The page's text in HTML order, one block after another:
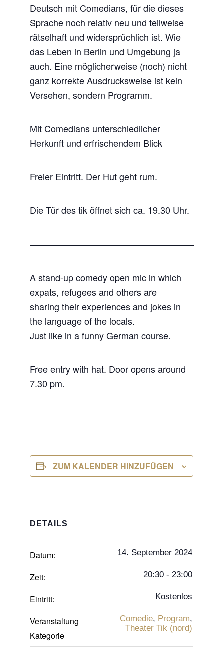
Deutsch mit Comedians, für die dieses
Sprache noch relativ neu und teilweise
rätselhaft und widersprüchlich ist. Wie
das Leben in Berlin und Umgebung ja
auch. Eine möglicherweise (noch) nicht
ganz korrekte Ausdrucksweise ist kein
Versehen, sondern Programm.
Mit Comedians unterschiedlicher
Herkunft und erfrischendem Blick
Freier Eintritt. Der Hut geht rum.
Die Tür des tik öffnet sich ca. 19.30 Uhr.
A stand-up comedy open mic in which
expats, refugees and others are
sharing their experiences and jokes in
the language of the locals.
Just like in a funny German course.
Free entry with hat. Door opens around
7.30 pm.
ZUM KALENDER HINZUFÜGEN
DETAILS
Datum: 14. September 2024
Zeit: 20:30 - 23:00
Eintritt: Kostenlos
Veranstaltung
Kategorie
Comedie, Program,
Theater Tik (nord)